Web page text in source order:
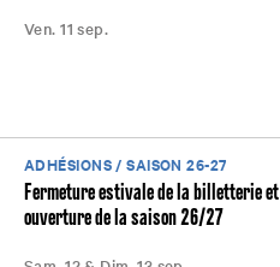
Ven. 11 sep.
ADHÉSIONS / SAISON 26-27
Fermeture estivale de la billetterie et
ouverture de la saison 26/27